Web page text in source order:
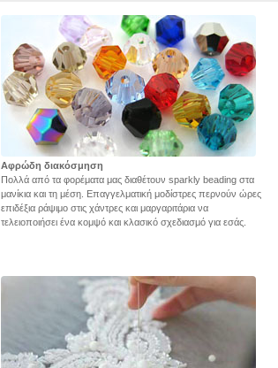
Αφρώδη διακόσμηση
Πολλά από τα φορέματα μας διαθέτουν sparkly beading στα
μανίκια και τη μέση. Επαγγελματική μοδίστρες περνούν ώρες
επιδέξια ράψιμο στις χάντρες και μαργαριτάρια να
τελειοποιήσει ένα κομψό και κλασικό σχεδιασμό για εσάς.